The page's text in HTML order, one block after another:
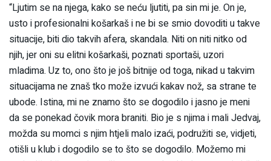
“Ljutim se na njega, kako se neću ljutiti, pa sin mi je. On je,
usto i profesionalni košarkaš i ne bi se smio dovoditi u takve
situacije, biti dio takvih afera, skandala. Niti on niti nitko od
njih, jer oni su elitni košarkaši, poznati sportaši, uzori
mladima. Uz to, ono što je još bitnije od toga, nikad u takvim
situacijama ne znaš tko može izvući kakav nož, sa strane te
ubode. Istina, mi ne znamo što se dogodilo i jasno je meni
da se ponekad čovik mora braniti. Bio je s njima i mali Jedvaj,
možda su momci s njim htjeli malo izaći, podružiti se, vidjeti,
otišli u klub i dogodilo se to što se dogodilo. Možemo mi